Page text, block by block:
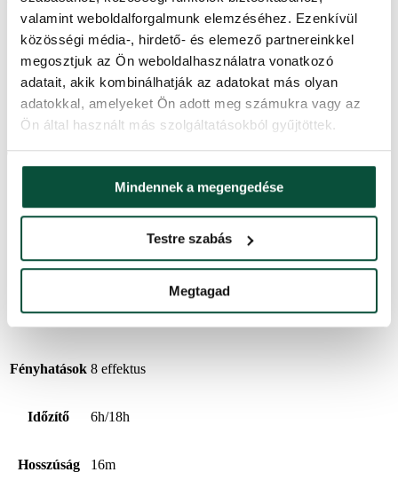
valamint weboldalforgalmunk elemzéséhez. Ezenkívül
közösségi média-, hirdető- és elemező partnereinkkel
megosztjuk az Ön weboldalhasználatra vonatkozó
adatait, akik kombinálhatják az adatokat más olyan
adatokkal, amelyeket Ön adott meg számukra vagy az
Ön által használt más szolgáltatásokból gyűjtöttek.
Mindennek a megengedése
Testre szabás
Megtagad
melegfehér színű NANO LED fényfüzér
észrevétlen, vékony drótkábel
finom NANO LED-ek
8 világítási funkció
időzítő
kintre és bentre is alkalmas
5 m-es tápkábel
Használat kültéri, beltéri
Védelem
IP44 – biztosítja a védelmet az apró méretű szilárd
tárgyak és a minden irányból fröccsenő víz ellen
Fényhatások 8 effektus
Időzítő 6h/18h
Hosszúság 16m